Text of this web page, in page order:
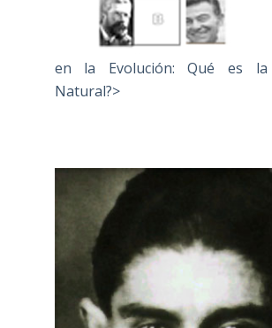
en la Evolución: Qué es la
Natural?>